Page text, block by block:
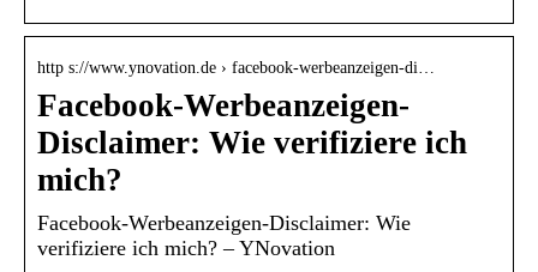
http s://www.ynovation.de › facebook-werbeanzeigen-di…
Facebook-Werbeanzeigen-
Disclaimer: Wie verifiziere ich
mich?
Facebook-Werbeanzeigen-Disclaimer: Wie
verifiziere ich mich? – YNovation